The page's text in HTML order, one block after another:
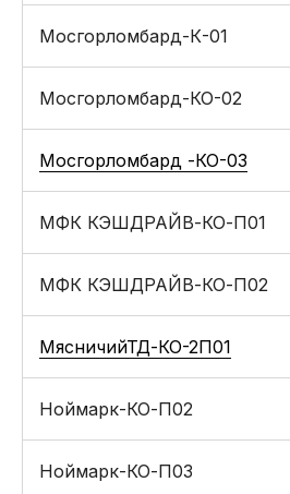
Мосгорломбард-К-01
Мосгорломбард-КО-02
Мосгорломбард -КО-03
МФК КЭШДРАЙВ-КО-П01
МФК КЭШДРАЙВ-КО-П02
МясничийТД-КО-2П01
Ноймарк-КО-П02
Ноймарк-КО-П03